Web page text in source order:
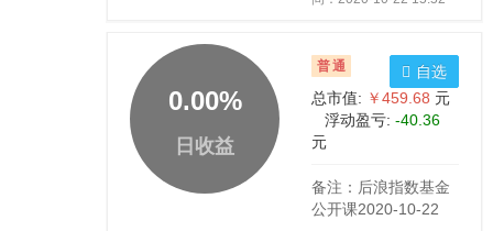
0.00%
日收益
普通
总市值: ￥459.68 元
浮动盈亏: -40.36
元
备注：后浪指数基金
公开课2020-10-22
自选